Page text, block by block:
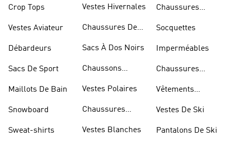
Crop Tops
Vestes Aviateur
Débardeurs
Sacs De Sport
Maillots De Bain
Snowboard
Sweat-shirts
Vestes Hivernales
Chaussures De
Sacs À Dos Noirs
Chaussons
Vestes Polaires
Chaussures
Vestes Blanches
Chaussures
Socquettes
Imperméables
Chaussures
Vêtements
Vestes De Ski
Pantalons De Ski